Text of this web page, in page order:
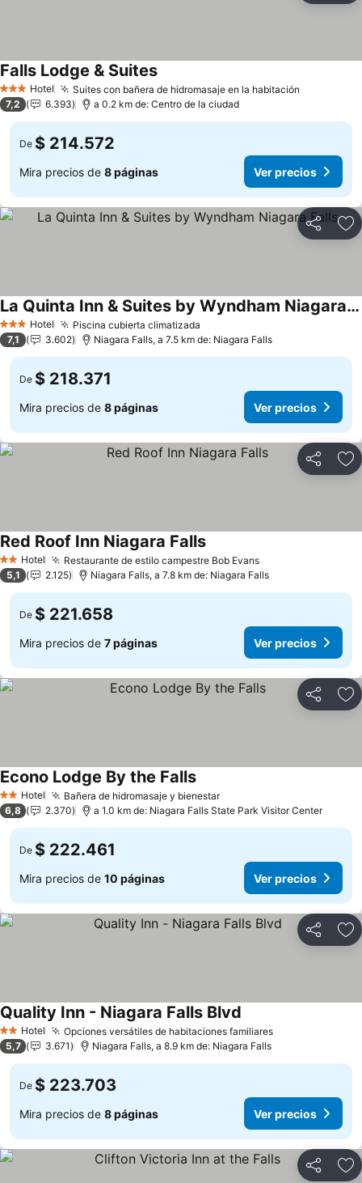
3 Estrellas
Hotel Suites con bañera de hidromasaje en la habitación
Falls Lodge & SuitesVer precios
7,2 6.393 a 0.2 km de: Centro de la ciudad
De $ 214.572
Mira precios de 8 páginas Ver precios
Compartir
3 Estrellas
Hotel Piscina cubierta climatizada
La Quinta Inn & Suites by Wyndham Niagara Falls
Ver precios
7,1 3.602 Niagara Falls, a 7.5 km de: Niagara Falls
De $ 218.371
Mira precios de 8 páginas Ver precios
Compartir
2 Estrellas
Hotel Restaurante de estilo campestre Bob EvansVer precios
Red Roof Inn Niagara FallsVer precios
5,1 2.125 Niagara Falls, a 7.8 km de: Niagara Falls
De $ 221.658
Mira precios de 7 páginas Ver precios
Compartir
2 Estrellas
Hotel Bañera de hidromasaje y bienestarVer precios
Econo Lodge By the FallsVer precios
6,8 2.370 a 1.0 km de: Niagara Falls State Park Visitor Center
De $ 222.461
Mira precios de 10 páginas Ver precios
Compartir
2 Estrellas
Hotel Opciones versátiles de habitaciones familiaresVer precios
Quality Inn - Niagara Falls Blvd
5,7 3.671 Niagara Falls, a 8.9 km de: Niagara Falls
De $ 223.703
Mira precios de 8 páginas Ver precios
Compartir